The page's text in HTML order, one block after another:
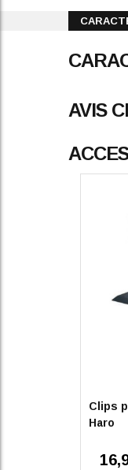
to
the
of
gallery
AVIS
Clips
Haro